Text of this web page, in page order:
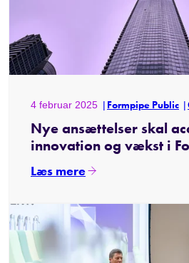
4 februar 2025 Formpipe Public
Nye ansættelser skal
innovation og vækst i
Læs mere